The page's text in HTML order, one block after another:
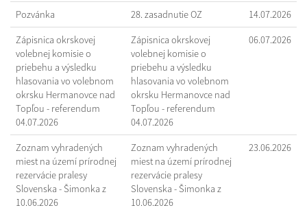
Pozvánka 28. zasadnutie OZ 14.07.2026
Zápisnica okrskovej
volebnej komisie o
priebehu a výsledku
hlasovania vo volebnom
okrsku Hermanovce nad
Topľou - referendum
04.07.2026
Zápisnica okrskovej
volebnej komisie o
priebehu a výsledku
hlasovania vo volebnom
okrsku Hermanovce nad
Topľou - referendum
04.07.2026
06.07.2026
Zoznam vyhradených
miest na území prírodnej
rezervácie pralesy
Slovenska - Šimonka z
10.06.2026
Zoznam vyhradených
miest na území prírodnej
rezervácie pralesy
Slovenska - Šimonka z
10.06.2026
23.06.2026